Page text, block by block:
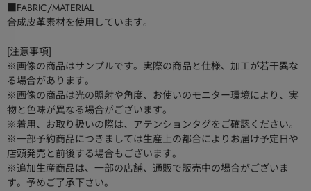
■FABRIC/MATERIAL
合成皮革素材を使用しています。
[注意事項]
※画像の商品はサンプルです。実際の商品と仕様、加工が若干異な
る場合があります。
※画像の商品は光の照射や角度、お使いのモニター環境により、実
物と色味が異なる場合がございます。
※着用、お取り扱いの際は、アテンションタグをご確認ください。
※一部予約商品につきましては生産上の都合によりお届け予定日や
店頭発売と前後する場合もございます。
※追加生産商品は、一部の店舗、通販で販売中の場合がございま
す。予めご了承下さい。